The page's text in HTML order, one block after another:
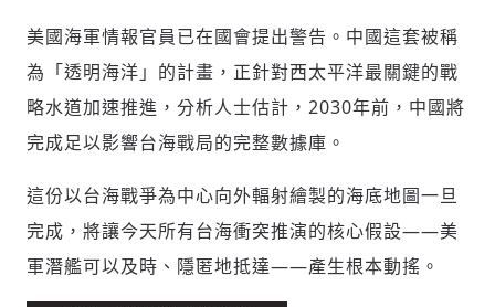
美國海軍情報官員已在國會提出警告。中國這套被稱
為「透明海洋」的計畫，正針對西太平洋最關鍵的戰
略水道加速推進，分析人士估計，2030年前，中國將
完成足以影響台海戰局的完整數據庫。
這份以台海戰爭為中心向外輻射繪製的海底地圖一旦
完成，將讓今天所有台海衝突推演的核心假設——美
軍潛艦可以及時、隱匿地抵達——產生根本動搖。